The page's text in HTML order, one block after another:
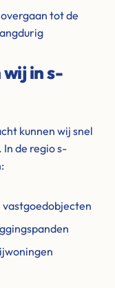
tot de
in s-
kunnen wij snel
de regio s-